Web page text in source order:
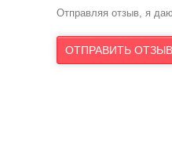
Отправляя отзыв, я